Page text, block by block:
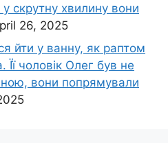
скрутну хвилину вони
26, 2025
йти у ванну, як раптом
чоловік Олег був не
вони попрямували